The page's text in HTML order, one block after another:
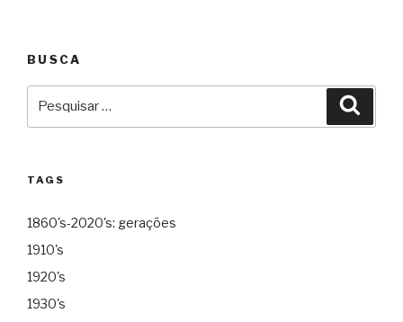
BUSCA
TAGS
1860's-2020's: gerações
1910's
1920's
1930's